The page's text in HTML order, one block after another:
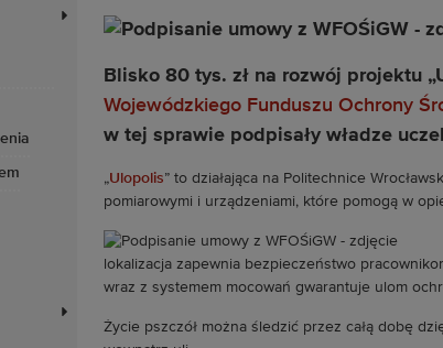
Blisko 80 tys. zł na rozwój projektu
Wojewódzkiego Funduszu Ochrony
w tej sprawie podpisały władze
„Ulopolis” to działająca na Politechnice
pomiarowymi i urządzeniami, które pomogą w
lokalizacja zapewnia bezpieczeństwo
wraz z systemem mocowań gwarantuje ulom
Życie pszczół można śledzić przez całą dobę